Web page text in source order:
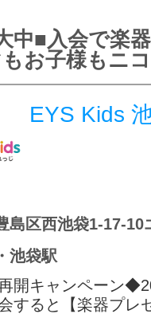
中■入会で楽
お子様もニ
EYS Kids
島区西池袋1-17-10
池袋駅
開キャンペーン
すると【楽器プ